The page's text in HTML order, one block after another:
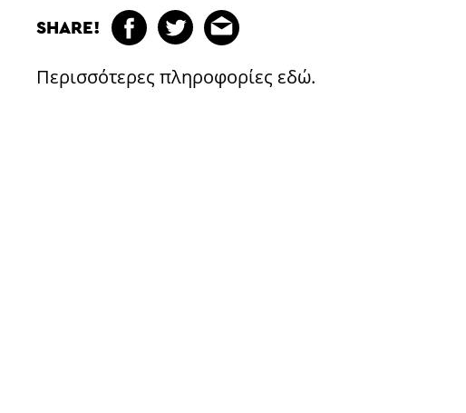
SHARE!
Περισσότερες πληροφορίες εδώ.